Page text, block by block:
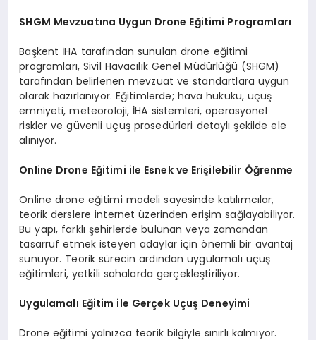
SHGM Mevzuatına Uygun Drone Eğitimi Programları
Başkent İHA tarafından sunulan drone eğitimi
programları, Sivil Havacılık Genel Müdürlüğü (SHGM)
tarafından belirlenen mevzuat ve standartlara uygun
olarak hazırlanıyor. Eğitimlerde; hava hukuku, uçuş
emniyeti, meteoroloji, İHA sistemleri, operasyonel
riskler ve güvenli uçuş prosedürleri detaylı şekilde ele
alınıyor.
Online Drone Eğitimi ile Esnek ve Erişilebilir Öğrenme
Online drone eğitimi modeli sayesinde katılımcılar,
teorik derslere internet üzerinden erişim sağlayabiliyor.
Bu yapı, farklı şehirlerde bulunan veya zamandan
tasarruf etmek isteyen adaylar için önemli bir avantaj
sunuyor. Teorik sürecin ardından uygulamalı uçuş
eğitimleri, yetkili sahalarda gerçekleştiriliyor.
Uygulamalı Eğitim ile Gerçek Uçuş Deneyimi
Drone eğitimi yalnızca teorik bilgiyle sınırlı kalmıyor.